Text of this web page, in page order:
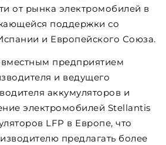
от рынка электромобилей в
поддержки со
и Европейского Союза.
предприятием
и ведущего
аккумуляторов и
электромобилей Stellantis
LFP в Европе, что
предлагать более